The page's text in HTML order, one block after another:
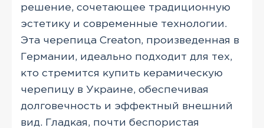
решение, сочетающее традиционную
эстетику и современные технологии.
Эта черепица Creaton, произведенная в
Германии, идеально подходит для тех,
кто стремится купить керамическую
черепицу в Украине, обеспечивая
долговечность и эффектный внешний
вид. Гладкая, почти беспористая